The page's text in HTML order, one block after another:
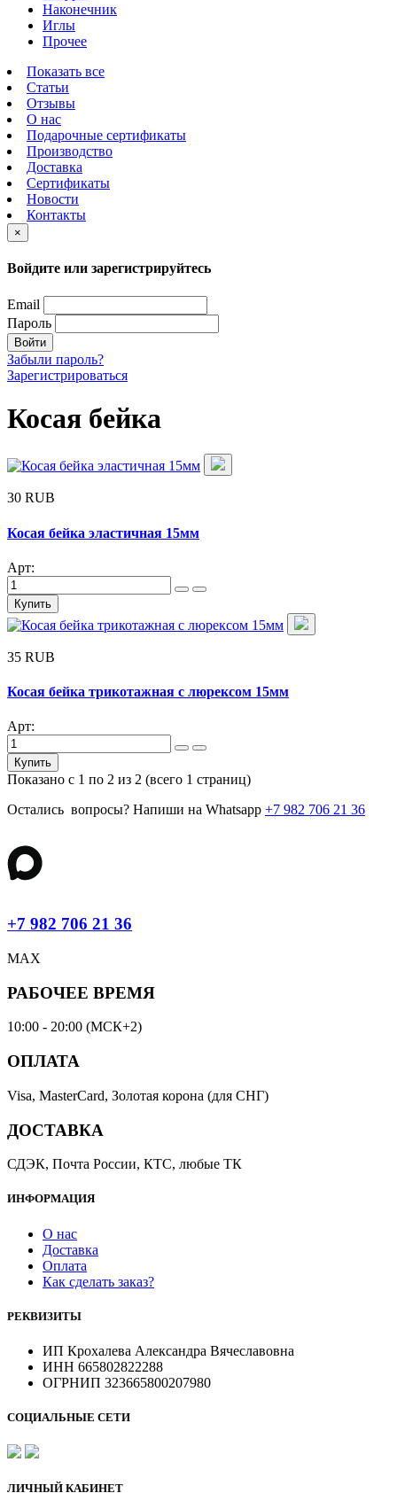
Наконечник
Иглы
Прочее
Показать все
Статьи
Отзывы
О нас
Подарочные сертификаты
Производство
Доставка
Сертификаты
Новости
Контакты
×
Войдите или зарегистрируйтесь
Email
Пароль
Войти
Забыли пароль?
Зарегистрироваться
Косая бейка
30 RUB
Косая бейка эластичная 15мм
Арт:
Купить
35 RUB
Косая бейка трикотажная с люрексом 15мм
Арт:
Купить
Показано с 1 по 2 из 2 (всего 1 страниц)
Остались вопросы? Напиши на Whatsapp +7 982 706 21 36
+7 982 706 21 36
MAX
РАБОЧЕЕ ВРЕМЯ
10:00 - 20:00 (МСК+2)
ОПЛАТА
Visa, MasterCard, Золотая корона (для СНГ)
ДОСТАВКА
СДЭК, Почта России, КТС, любые ТК
ИНФОРМАЦИЯ
О нас
Доставка
Оплата
Как сделать заказ?
РЕКВИЗИТЫ
ИП Крохалева Александра Вячеславовна
ИНН 665802822288
ОГРНИП 323665800207980
СОЦИАЛЬНЫЕ СЕТИ
ЛИЧНЫЙ КАБИНЕТ